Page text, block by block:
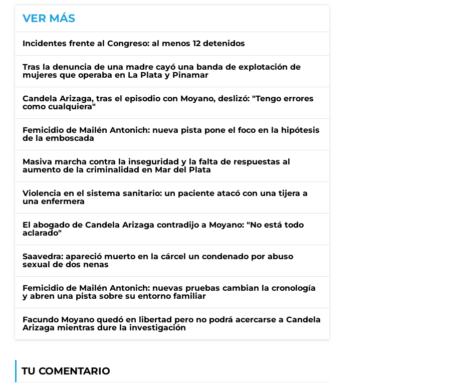
VER MÁS
Incidentes frente al Congreso: al menos 12 detenidos
Tras la denuncia de una madre cayó una banda de explotación de
mujeres que operaba en La Plata y Pinamar
Candela Arizaga, tras el episodio con Moyano, deslizó: "Tengo errores
como cualquiera"
Femicidio de Mailén Antonich: nueva pista pone el foco en la hipótesis
de la emboscada
Masiva marcha contra la inseguridad y la falta de respuestas al
aumento de la criminalidad en Mar del Plata
Violencia en el sistema sanitario: un paciente atacó con una tijera a
una enfermera
El abogado de Candela Arizaga contradijo a Moyano: "No está todo
aclarado"
Saavedra: apareció muerto en la cárcel un condenado por abuso
sexual de dos nenas
Femicidio de Mailén Antonich: nuevas pruebas cambian la cronología
y abren una pista sobre su entorno familiar
Facundo Moyano quedó en libertad pero no podrá acercarse a Candela
Arizaga mientras dure la investigación
TU COMENTARIO